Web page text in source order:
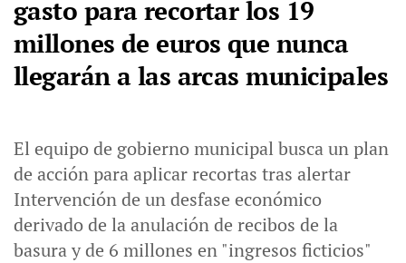
gasto para recortar los 19
millones de euros que nunca
llegarán a las arcas municipales
El equipo de gobierno municipal busca un plan
de acción para aplicar recortas tras alertar
Intervención de un desfase económico
derivado de la anulación de recibos de la
basura y de 6 millones en "ingresos ficticios"